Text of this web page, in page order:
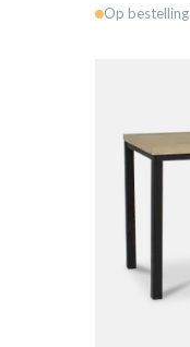
Op bestelling